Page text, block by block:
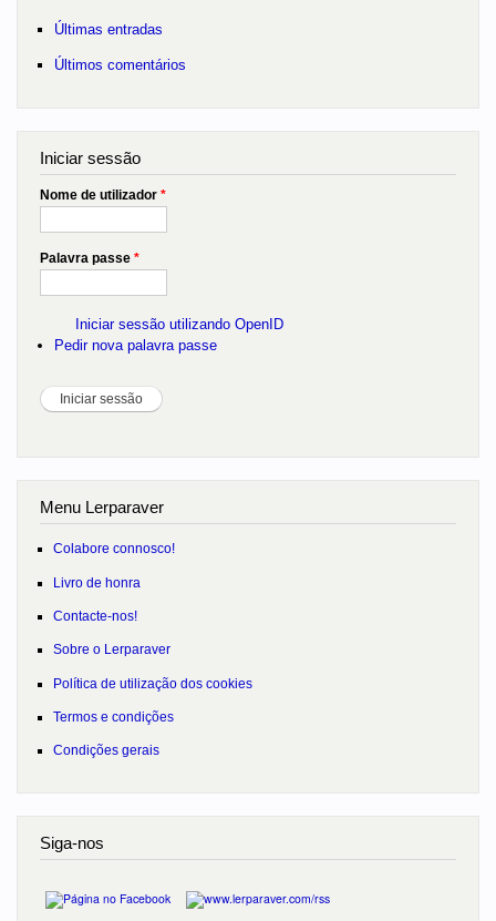
Últimas entradas
Últimos comentários
Iniciar sessão
Nome de utilizador *
Palavra passe *
Iniciar sessão utilizando OpenID
Pedir nova palavra passe
Menu Lerparaver
Colabore connosco!
Livro de honra
Contacte-nos!
Sobre o Lerparaver
Política de utilização dos cookies
Termos e condições
Condições gerais
Siga-nos